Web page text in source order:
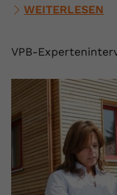
WEITERLESEN
VPB-